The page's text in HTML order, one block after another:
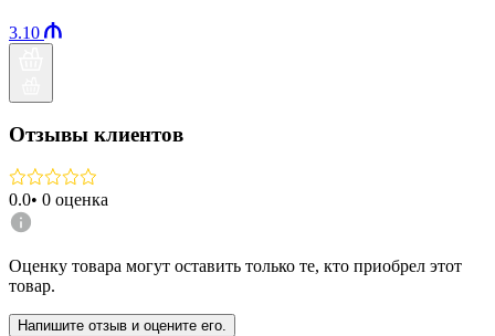
3.10
Отзывы клиентов
0.0• 0 оценка
Оценку товара могут оставить только те, кто приобрел этот
товар.
Напишите отзыв и оцените его.